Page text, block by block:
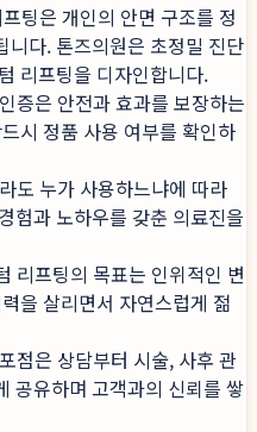
팅은 개인의 안면 구조를 정
니다. 톤즈의원은 초정밀 진단
리프팅을 디자인합니다.
증은 안전과 효과를 보장하는
시 정품 사용 여부를 확인하
도 누가 사용하느냐에 따라
험과 노하우를 갖춘 의료진을
리프팅의 목표는 인위적인 변
을 살리면서 자연스럽게 젊
점은 상담부터 시술, 사후 관
공유하며 고객과의 신뢰를 쌓